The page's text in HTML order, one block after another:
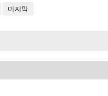
마지막